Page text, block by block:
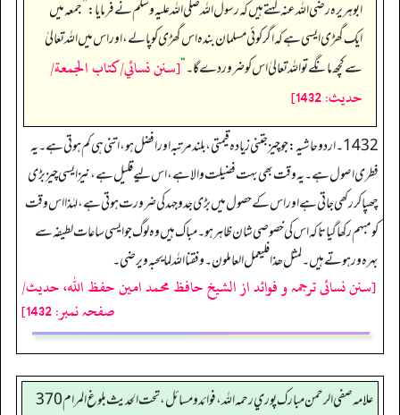
ابوہریرہ رضی اللہ عنہ کہتے ہیں کہ رسول اللہ صلی اللہ علیہ وسلم نے فرمایا:”جمعہ میں
ایک گھڑی ایسی ہے کہ اگر کوئی مسلمان بندہ اس گھڑی کو پا لے، اور اس میں اللہ تعالیٰ
سے کچھ مانگے تو اللہ تعالیٰ اس کو ضرور دے گا۔‏‏‏‏“[سنن نسائي/كتاب الجمعة/
حدیث: 1432]
1432۔ اردو حاشیہ: جو چیز جتنی زیادہ قیمتی، بلند مرتبہ اور افضل ہو، اتنی ہی کم ہوتی ہے۔ یہ
فطری اصول ہے۔ یہ وقت بھی بہت فضیلت والا ہے، اس لیے قلیل ہے، نیز ایسی چیز بڑی
چھپا کر رکھی جاتی ہے اور اس کے حصول میں بڑی جدوجہد کی ضرورت ہوتی ہے، لہٰذا اس وقت
کو مبہم رکھا گیا تاکہ اس کی خصوصی شان ظاہر ہو۔ مباک ہیں وہ لوگ جو ایسی ساعات لطیفہ سے
بہرہ ور ہوتے ہیں۔ لمثل ھذا فلیعمل العاملون۔ وفقنا اللہ لما یحبہ ویرضی۔
[سنن نسائی ترجمہ و فوائد از الشیخ حافظ محمد امین حفظ اللہ، حدیث/
صفحہ نمبر: 1432]
علامه صفي الرحمن مبارك پوري رحمه الله، فوائد و مسائل، تحت الحديث بلوغ المرام 370